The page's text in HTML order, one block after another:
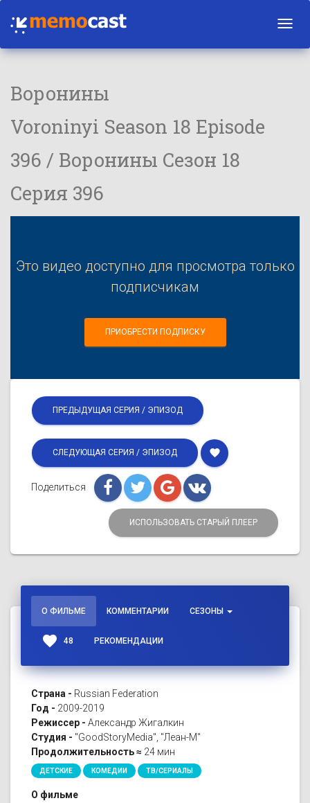
Воронины
Voroninyi Season 18 Episode
396 / Воронины Сезон 18
Серия 396
Это видео доступно для просмотра только
подписчикам
ПРИОБРЕСТИ ПОДПИСКУ
ПРЕДЫДУЩАЯ СЕРИЯ / ЭПИЗОД
СЛЕДУЮЩАЯ СЕРИЯ / ЭПИЗОД favorite
Поделиться
ИСПОЛЬЗОВАТЬ СТАРЫЙ ПЛЕЕР
О ФИЛЬМЕ КОММЕНТАРИИ СЕЗОНЫ
favorite 48 РЕКОМЕНДАЦИИ
Страна - Russian Federation
Год - 2009-2019
Режиссер - Александр Жигалкин
Студия - "GoodStoryMedia", "Леан-М"
Продолжительность ≈ 24 мин
ДЕТСКИЕ КОМЕДИИ ТВ/СЕРИАЛЫ
О фильме